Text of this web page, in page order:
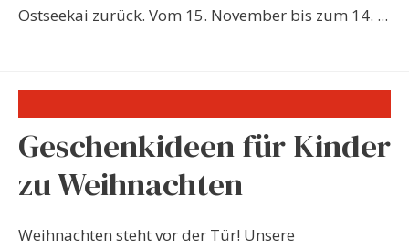
Ostseekai zurück. Vom 15. November bis zum 14. ...
Geschenkideen für Kinder
zu Weihnachten
Weihnachten steht vor der Tür! Unsere